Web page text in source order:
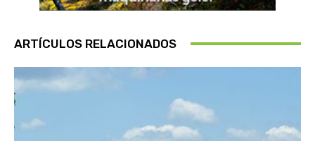
ARTÍCULOS RELACIONADOS